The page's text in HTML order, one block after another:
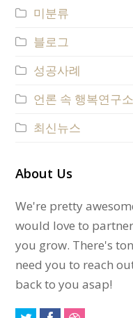
미분류
블로그
성공사례
언론 속 행복연구소
최신뉴스
About Us
We're pretty
would love to
you grow. There's
need you to reach
back to you asap!